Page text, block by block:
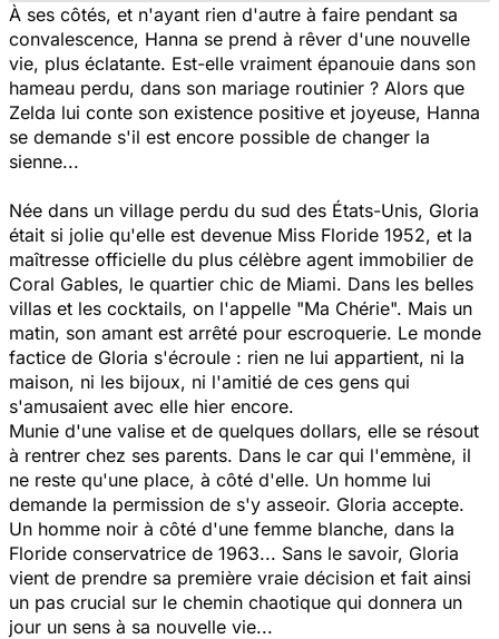
À ses côtés, et n'ayant rien d'autre à faire pendant sa
convalescence, Hanna se prend à rêver d'une nouvelle
vie, plus éclatante. Est-elle vraiment épanouie dans son
hameau perdu, dans son mariage routinier ? Alors que
Zelda lui conte son existence positive et joyeuse, Hanna
se demande s'il est encore possible de changer la
sienne...
Née dans un village perdu du sud des États-Unis, Gloria
était si jolie qu'elle est devenue Miss Floride 1952, et la
maîtresse officielle du plus célèbre agent immobilier de
Coral Gables, le quartier chic de Miami. Dans les belles
villas et les cocktails, on l'appelle "Ma Chérie". Mais un
matin, son amant est arrêté pour escroquerie. Le monde
factice de Gloria s'écroule : rien ne lui appartient, ni la
maison, ni les bijoux, ni l'amitié de ces gens qui
s'amusaient avec elle hier encore.
Munie d'une valise et de quelques dollars, elle se résout
à rentrer chez ses parents. Dans le car qui l'emmène, il
ne reste qu'une place, à côté d'elle. Un homme lui
demande la permission de s'y asseoir. Gloria accepte.
Un homme noir à côté d'une femme blanche, dans la
Floride conservatrice de 1963... Sans le savoir, Gloria
vient de prendre sa première vraie décision et fait ainsi
un pas crucial sur le chemin chaotique qui donnera un
jour un sens à sa nouvelle vie...